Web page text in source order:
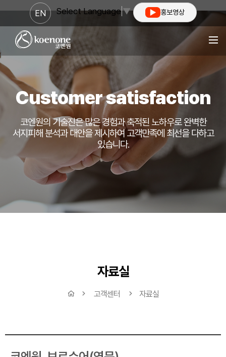
EN Select Language▼ 홍보영상
Customer satisfaction
코엔원의 기술진은 많은 경험과 축적된 노하우로 완벽한
서지피해 분석과 대안을 제시하여고객만족에 최선을 다하고
있습니다.
자료실
고객센터 자료실